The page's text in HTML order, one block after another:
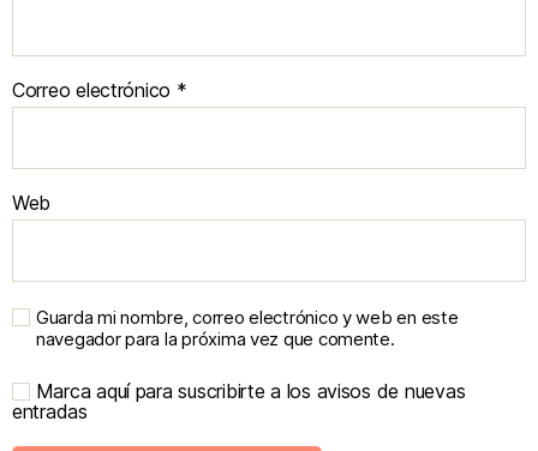
Correo electrónico *
Web
Guarda mi nombre, correo electrónico y web en este
navegador para la próxima vez que comente.
Marca aquí para suscribirte a los avisos de nuevas
entradas